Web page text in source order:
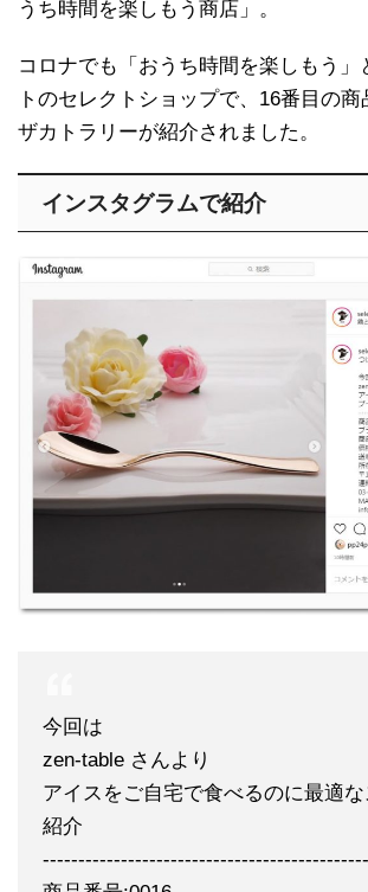
うち時間を楽しもう商店」。
コロナでも「おうち時間を楽しもう」
トのセレクトショップで、16番目の
ザカトラリーが紹介されました。
インスタグラムで紹介
今回は
zen-table さんより
アイスをご自宅で食べるのに最適
紹介